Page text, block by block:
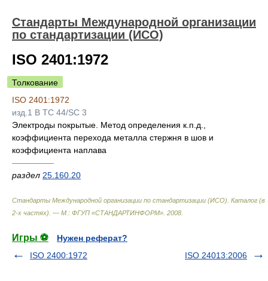
Стандарты Международной организации
по стандартизации (ИСО)
ISO 2401:1972
Толкование
ISO 2401:1972
изд.1 B TC 44/SC 3
Электроды покрытые. Метод определения к.п.д.,
коэффициента перехода металла стержня в шов и
коэффициента наплава
—————
раздел 25.160.20
Стандарты Международной организации по стандартизации (ИСО). Каталог (в
2-х частях). — М.: ФГУП «СТАНДАРТИНФОРМ» 2008
Игры ⚽
Нужен реферат?
ISO 2400:1972
ISO 24013:2006